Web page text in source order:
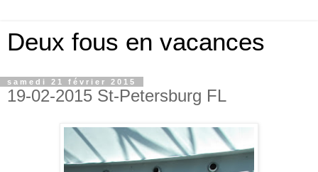
Deux fous en vacances
samedi 21 février 2015
19-02-2015 St-Petersburg FL